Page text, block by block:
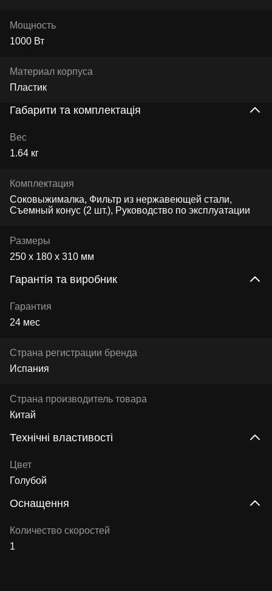
Мощность
1000 Вт
Материал корпуса
Пластик
Габарити та комплектація
Вес
1.64 кг
Комплектация
Соковыжималка, Фильтр из нержавеющей стали,
Съемный конус (2 шт.), Руководство по эксплуатации
Размеры
250 х 180 х 310 мм
Гарантія та виробник
Гарантия
24 мес
Страна регистрации бренда
Испания
Страна производитель товара
Китай
Технічні властивості
Цвет
Голубой
Оснащення
Количество скоростей
1